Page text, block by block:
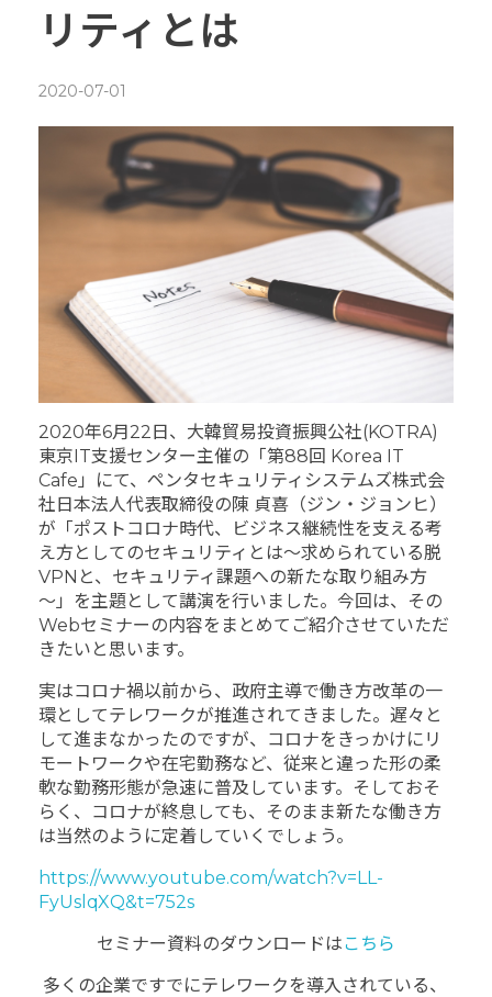
リティとは
2020-07-01
2020年6月22日、大韓貿易投資振興公社(KOTRA)
東京IT支援センター主催の「第88回 Korea IT
Cafe」にて、ペンタセキュリティシステムズ株式会
社日本法人代表取締役の陳 貞喜（ジン・ジョンヒ）
が「ポストコロナ時代、ビジネス継続性を支える考
え方としてのセキュリティとは～求められている脱
VPNと、セキュリティ課題への新たな取り組み方
～」を主題として講演を行いました。今回は、その
Webセミナーの内容をまとめてご紹介させていただ
きたいと思います。
実はコロナ禍以前から、政府主導で働き方改革の一
環としてテレワークが推進されてきました。遅々と
して進まなかったのですが、コロナをきっかけにリ
モートワークや在宅勤務など、従来と違った形の柔
軟な勤務形態が急速に普及しています。そしておそ
らく、コロナが終息しても、そのまま新たな働き方
は当然のように定着していくでしょう。
https://www.youtube.com/watch?v=LL-
FyUslqXQ&t=752s
セミナー資料のダウンロードはこちら
多くの企業ですでにテレワークを導入されている、